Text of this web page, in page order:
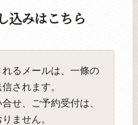
込みはこちら
るメールは、一條の
されます。
せ、ご予約受付は、
ません。